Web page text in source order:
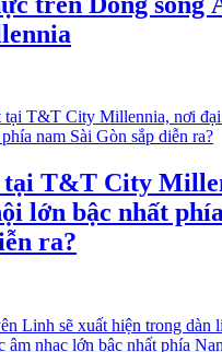
tại T&T City
lớn bậc nhất
ra?